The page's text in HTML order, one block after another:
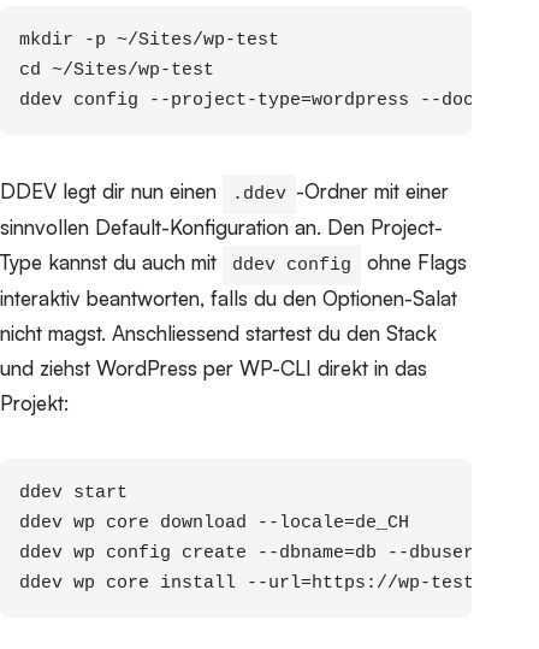
mkdir -p ~/Sites/wp-test
cd ~/Sites/wp-test
ddev config --project-type=wordpress --
DDEV legt dir nun einen .ddev -Ordner mit einer
sinnvollen Default-Konfiguration an. Den Project-
Type kannst du auch mit
ddev config
ohne Flags
interaktiv beantworten, falls du den Optionen-Salat
nicht magst. Anschliessend startest du den Stack
und ziehst WordPress per WP-CLI direkt in das
Projekt:
ddev start
ddev wp core download --locale=de_CH
ddev wp config create --dbname=db --dbuser=db --
ddev wp core install --url=https://wp-